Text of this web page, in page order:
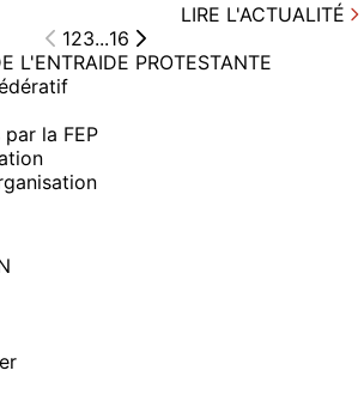
LIRE L'ACTUALITÉ
123...16
L'ENTRAIDE PROTESTANTE
la FEP